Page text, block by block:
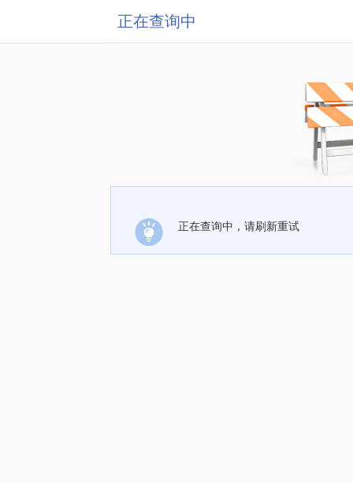
正在查询中
正在查询中，请刷新重试